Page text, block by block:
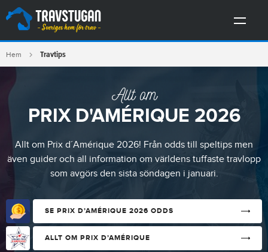
Hem Travtips
Allt om
PRIX D'AMÉRIQUE 2026
Allt om Prix d´Amérique 2026! Från odds till speltips men
även guider och all information om världens tuffaste travlopp
som avgörs den sista söndagen i januari.
SE PRIX D’AMÉRIQUE 2026 ODDS
ALLT OM PRIX D’AMÉRIQUE